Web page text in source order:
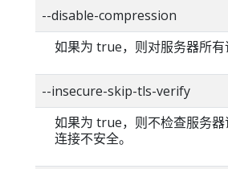
--disable-compression
如果为 true，则对服务器所有
--insecure-skip-tls-verify
如果为 true，则不检查服务
连接不安全。